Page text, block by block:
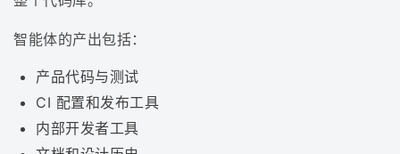
智能体的产出包括：
产品代码与测试
CI 配置和发布工具
内部开发者工具